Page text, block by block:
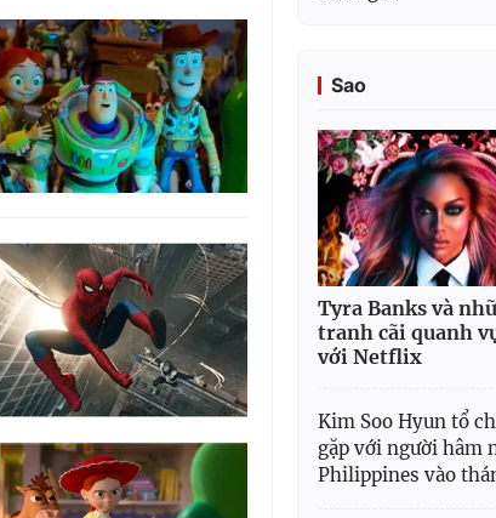
Sao
Tyra Banks và
tranh cãi quanh
với Netflix
Kim Soo Hyun tổ
gặp với người hâm
Philippines vào